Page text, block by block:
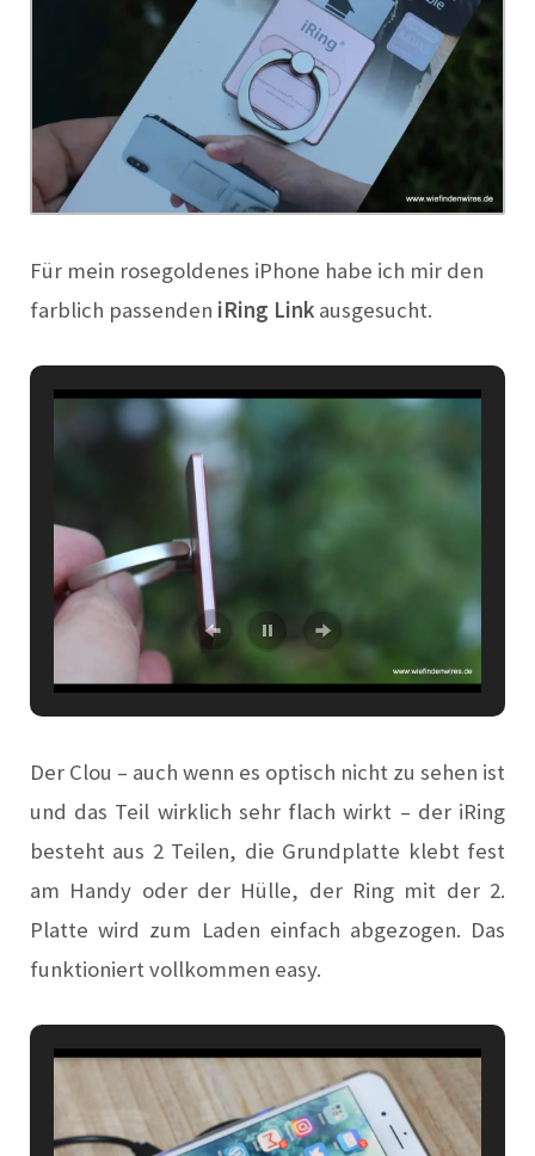
Für mein rosegoldenes iPhone habe ich mir den
farblich passenden iRing Link ausgesucht.
Der Clou – auch wenn es optisch nicht zu sehen ist
und das Teil wirklich sehr flach wirkt – der iRing
besteht aus 2 Teilen, die Grundplatte klebt fest
am Handy oder der Hülle, der Ring mit der 2.
Platte wird zum Laden einfach abgezogen. Das
funktioniert vollkommen easy.